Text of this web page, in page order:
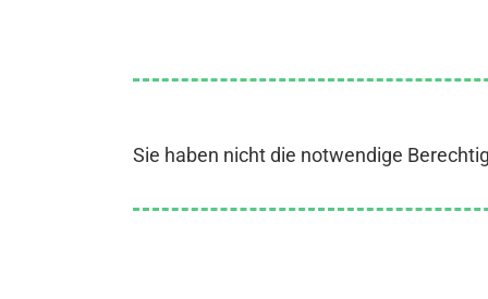
Sie haben nicht die notwendige